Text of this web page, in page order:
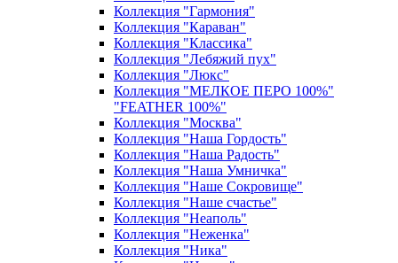
Коллекция "Гармония"
Коллекция "Караван"
Коллекция "Классика"
Коллекция "Лебяжий пух"
Коллекция "Люкс"
Коллекция "МЕЛКОЕ ПЕРО 100%"
"FEATHER 100%"
Коллекция "Москва"
Коллекция "Наша Гордость"
Коллекция "Наша Радость"
Коллекция "Наша Умничка"
Коллекция "Наше Сокровище"
Коллекция "Наше счастье"
Коллекция "Неаполь"
Коллекция "Неженка"
Коллекция "Ника"